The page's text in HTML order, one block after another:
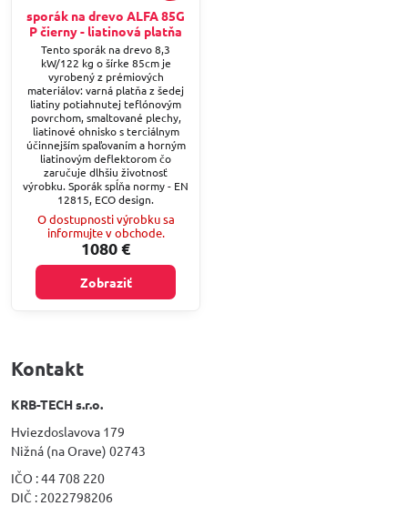
sporák na drevo ALFA 85G
P čierny - liatinová platňa
Tento sporák na drevo 8,3
kW/122 kg o šírke 85cm je
vyrobený z prémiových
materiálov: varná platňa z šedej
liatiny potiahnutej teflónovým
povrchom, smaltované plechy,
liatinové ohnisko s terciálnym
účinnejším spaľovaním a horným
liatinovým deflektorom čo
zaručuje dlhšiu životnosť
výrobku. Sporák spĺňa normy - EN
12815, ECO design.
O dostupnosti výrobku sa
informujte v obchode.
1080 €
Zobraziť
Kontakt
KRB-TECH s.r.o.
Hviezdoslavova 179
Nižná (na Orave) 02743
IČO : 44 708 220
DIČ : 2022798206